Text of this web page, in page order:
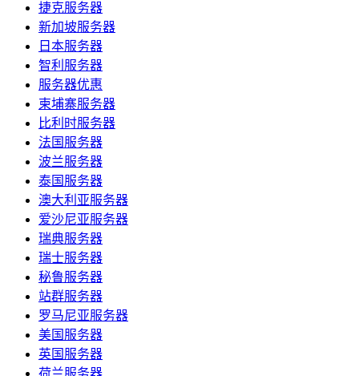
捷克服务器
新加坡服务器
日本服务器
智利服务器
服务器优惠
柬埔寨服务器
比利时服务器
法国服务器
波兰服务器
泰国服务器
澳大利亚服务器
爱沙尼亚服务器
瑞典服务器
瑞士服务器
秘鲁服务器
站群服务器
罗马尼亚服务器
美国服务器
英国服务器
荷兰服务器